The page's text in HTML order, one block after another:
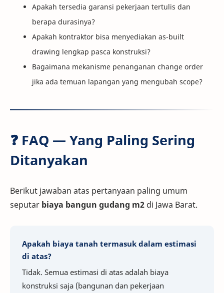
Apakah tersedia garansi pekerjaan tertulis dan
berapa durasinya?
Apakah kontraktor bisa menyediakan as-built
drawing lengkap pasca konstruksi?
Bagaimana mekanisme penanganan change order
jika ada temuan lapangan yang mengubah scope?
❓ FAQ — Yang Paling Sering
Ditanyakan
Berikut jawaban atas pertanyaan paling umum
seputar biaya bangun gudang m2 di Jawa Barat.
Apakah biaya tanah termasuk dalam estimasi
di atas?
Tidak. Semua estimasi di atas adalah biaya
konstruksi saja (bangunan dan pekerjaan